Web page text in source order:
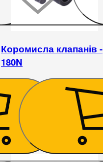
Коромисла клапанів -
180N
131